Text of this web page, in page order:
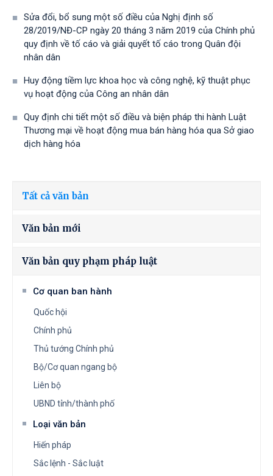
Sửa đổi, bổ sung một số điều của Nghị định số
28/2019/NĐ-CР ngày 20 tháng 3 năm 2019 của Chính phủ
quy định về tố cáo và giải quyết tố cáo trong Quân đội
nhân dân
Huy động tiềm lực khoa học và công nghệ, kỹ thuật phục
vụ hoạt động của Công an nhân dân
Quy định chi tiết một số điều và biện pháp thi hành Luật
Thương mại về hoạt động mua bán hàng hóa qua Sở giao
dịch hàng hóa
Tất cả văn bản
Văn bản mới
Văn bản quy phạm pháp luật
Cơ quan ban hành
Quốc hội
Chính phủ
Thủ tướng Chính phủ
Bộ/Cơ quan ngang bộ
Liên bộ
UBND tỉnh/thành phố
Loại văn bản
Hiến pháp
Sắc lệnh - Sắc luật